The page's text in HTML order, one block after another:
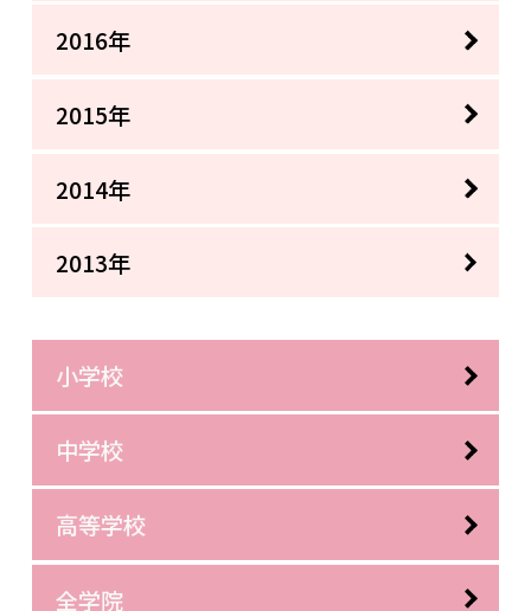
2016年
2015年
2014年
2013年
小学校
中学校
高等学校
全学院